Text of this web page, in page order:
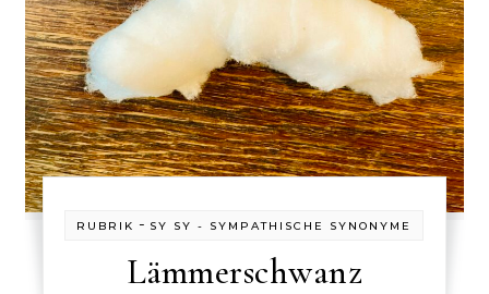
RUBRIK - SY SY - SYMPATHISCHE SYNONYME
Lämmerschwanz